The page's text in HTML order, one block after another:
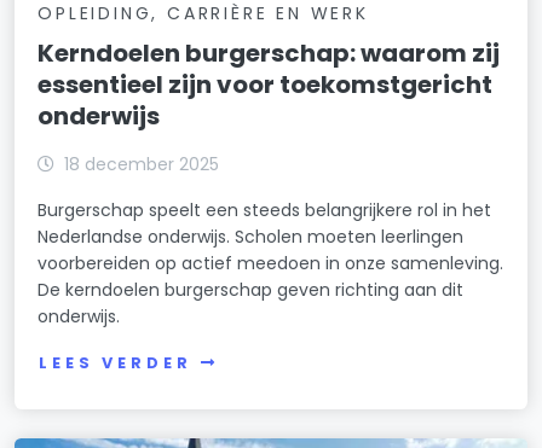
OPLEIDING, CARRIÈRE EN WERK
Kerndoelen burgerschap: waarom zij
essentieel zijn voor toekomstgericht
onderwijs
18 december 2025
Burgerschap speelt een steeds belangrijkere rol in het
Nederlandse onderwijs. Scholen moeten leerlingen
voorbereiden op actief meedoen in onze samenleving.
De kerndoelen burgerschap geven richting aan dit
onderwijs.
LEES VERDER